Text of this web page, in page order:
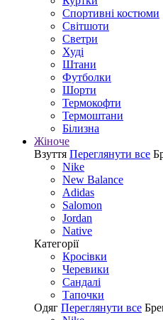
Спортивні костюми
Світшоти
Светри
Худі
Штани
Футболки
Шорти
Термокофти
Термоштани
Білизна
Жіноче
Взуття Переглянути все
Nike
New Balance
Adidas
Salomon
Jordan
Native
Категорії
Кросівки
Черевики
Сандалі
Tапочки
Одяг Переглянути все